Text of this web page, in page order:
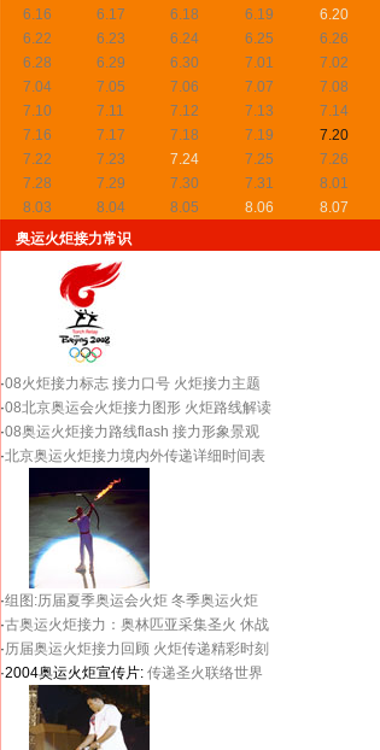
6.16
6.17 6.18 6.19 6.20
6.22
6.23 6.24 6.25 6.26
6.28
6.29 6.30 7.01 7.02
7.04
7.05 7.06 7.07 7.08
7.10
7.11 7.12 7.13 7.14
7.16
7.17 7.18 7.19 7.20
7.22
7.23 7.24 7.25 7.26
7.28
7.29 7.30 7.31 8.01
8.03
8.04 8.05 8.06 8.07
奥运火炬接力常识
·08火炬接力标志 接力口号 火炬接力主题
·08北京奥运会火炬接力图形 火炬路线解读
·08奥运火炬接力路线flash 接力形象景观
·北京奥运火炬接力境内外传递详细时间表
·组图:历届夏季奥运会火炬 冬季奥运火炬
·古奥运火炬接力：奥林匹亚采集圣火 休战
·历届奥运火炬接力回顾 火炬传递精彩时刻
·2004奥运火炬宣传片: 传递圣火联络世界